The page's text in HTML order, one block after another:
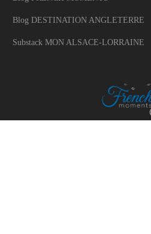
Blog DESTINATION ANGLETERRE
Substack MON ALSACE-LORRAINE